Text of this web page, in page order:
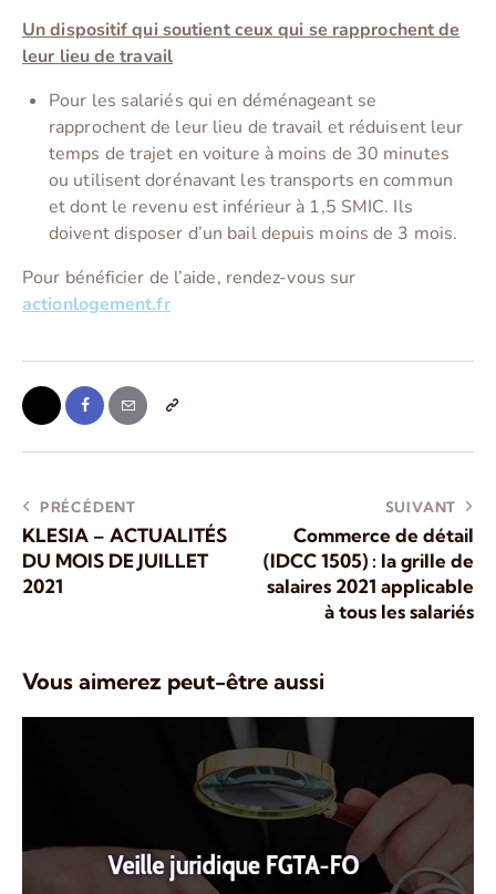
Un dispositif qui soutient ceux qui se rapprochent de
leur lieu de travail
Pour les salariés qui en déménageant se
rapprochent de leur lieu de travail et réduisent leur
temps de trajet en voiture à moins de 30 minutes
ou utilisent dorénavant les transports en commun
et dont le revenu est inférieur à 1,5 SMIC. Ils
doivent disposer d’un bail depuis moins de 3 mois.
Pour bénéficier de l’aide, rendez-vous sur
actionlogement.fr
PRÉCÉDENT
KLESIA – ACTUALITÉS
DU MOIS DE JUILLET
2021
SUIVANT
Commerce de détail
(IDCC 1505) : la grille de
salaires 2021 applicable
à tous les salariés
Vous aimerez peut-être aussi